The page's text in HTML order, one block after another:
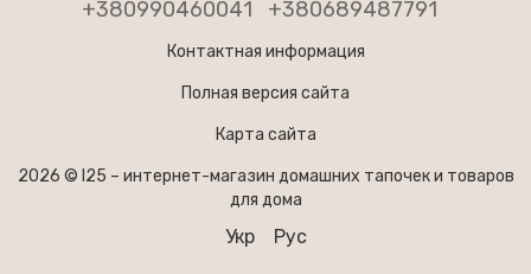
+380990460041 +380689487791
Контактная информация
Полная версия сайта
Карта сайта
2026 © I25 – интернет-магазин домашних тапочек и товаров
для дома
Укр Рус